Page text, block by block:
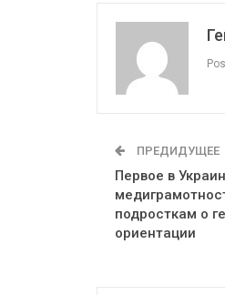
ПРЕДИДУЩЕЕ
Первое в
подросткам о
ориентации